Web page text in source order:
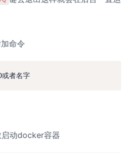
命令
docker attach 容器ID或者名字
动docker容器